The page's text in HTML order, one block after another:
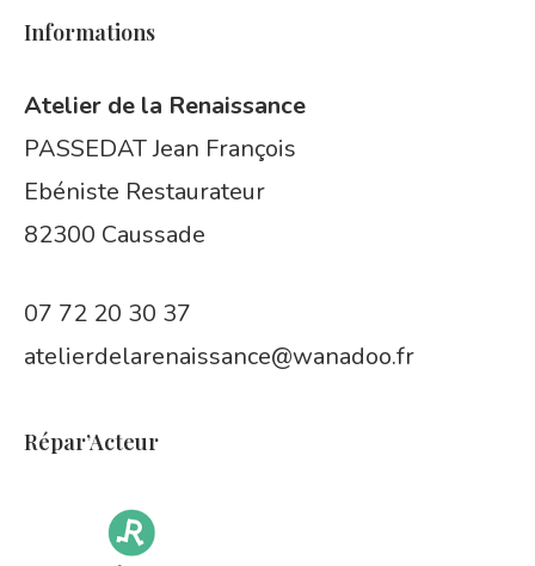
Informations
Atelier de la Renaissance
PASSEDAT Jean François
Ebéniste Restaurateur
82300 Caussade
07 72 20 30 37
atelierdelarenaissance@wanadoo.fr
Répar’Acteur